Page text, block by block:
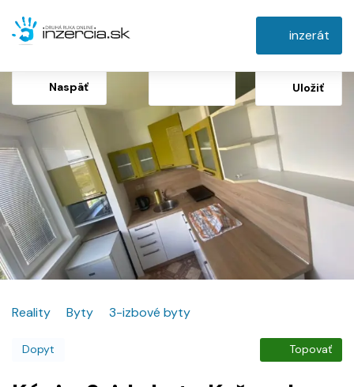
inzerát
Naspäť Uložiť
Reality Byty 3-izbové byty
Dopyt Topovať